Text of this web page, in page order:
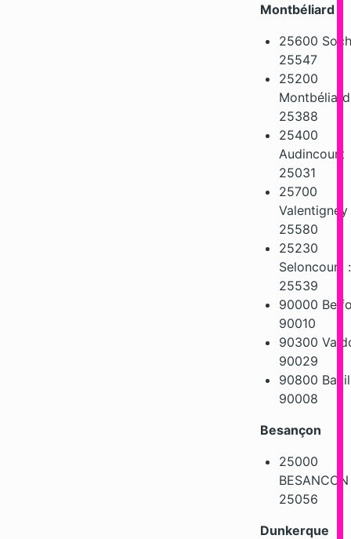
Montbéliard
25600
25547
25200
Montbéliard
25388
25400
Audincourt
25031
25700
Valentigney
25580
25230
Seloncourt :
25539
90000
90010
90300
90029
90800
90008
Besançon
25000
BESANCON
25056
Dunkerque